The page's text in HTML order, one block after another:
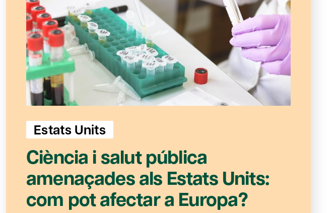
Estats Units
Ciència i salut pública
amenaçades als Estats Units:
com pot afectar a Europa?